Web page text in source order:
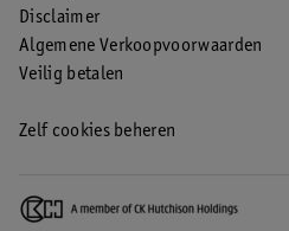
Disclaimer
Algemene Verkoopvoorwaarden
Veilig betalen
Zelf cookies beheren